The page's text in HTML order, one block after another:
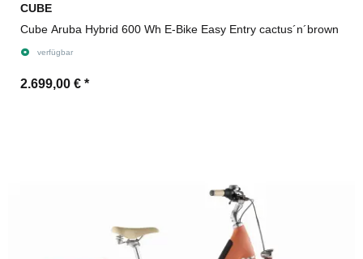
CUBE
Cube Aruba Hybrid 600 Wh E-Bike Easy Entry cactus´n´brown
verfügbar
2.699,00 € *